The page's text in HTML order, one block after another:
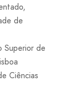
de
Superior de
Ciências